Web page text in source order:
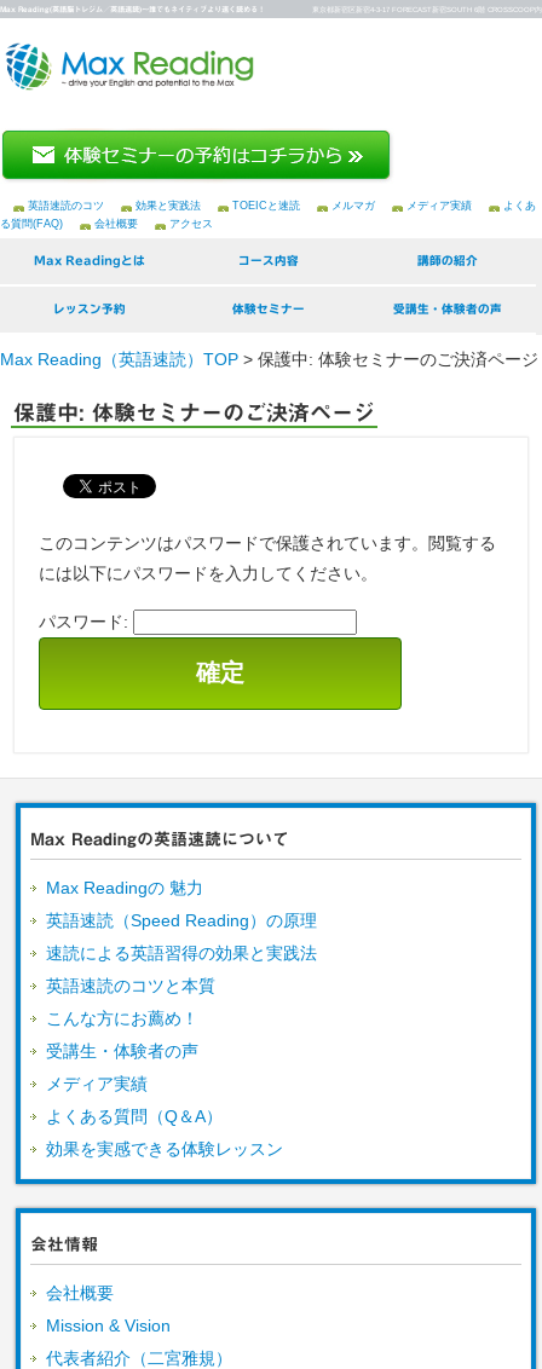
Max Reading(英語脳トレジム／英語速読)～誰でもネイティブより速く読める！ 東京都新宿区新宿4-3-17 FORECAST新宿SOUTH 6階 CROSSCOOP内
英語速読のコツ 効果と実践法 TOEICと速読 メルマガ メディア実績
よくあ
る質問(FAQ)
会社概要 アクセス
Max Readingとは コース内容 講師の紹介
レッスン予約 体験セミナー 受講生・体験者の声
Max Reading（英語速読）TOP > 保護中: 体験セミナーのご決済ページ
保護中: 体験セミナーのご決済ページ
このコンテンツはパスワードで保護されています。閲覧する
には以下にパスワードを入力してください。
パスワード:
Max Readingの英語速読について
Max Readingの 魅力
英語速読（Speed Reading）の原理
速読による英語習得の効果と実践法
英語速読のコツと本質
こんな方にお薦め！
受講生・体験者の声
メディア実績
よくある質問（Q＆A）
効果を実感できる体験レッスン
会社情報
会社概要
Mission & Vision
代表者紹介（二宮雅規）